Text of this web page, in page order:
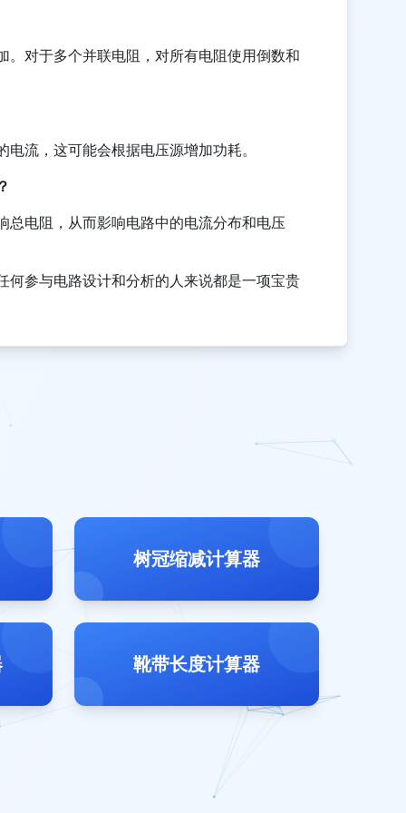
。对于多个并联电阻，对所有电阻使用倒数和
流，这可能会根据电压源增加功耗。
总电阻，从而影响电路中的电流分布和电压
何参与电路设计和分析的人来说都是一项宝贵
树冠缩减计算器
靴带长度计算器